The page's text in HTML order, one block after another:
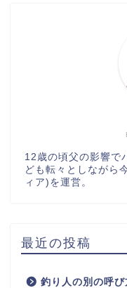
12歳の頃父の影響で
ども転々としながら
ィア)を運営。
最近の投稿
釣り人の別の呼